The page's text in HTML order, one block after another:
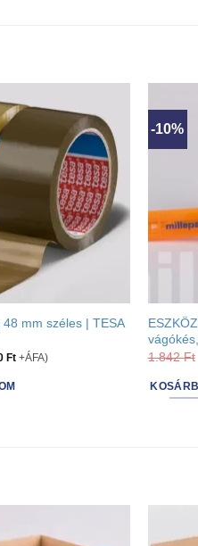
mm széles | TESA
Ft +ÁFA)
-10%
1.842Ft